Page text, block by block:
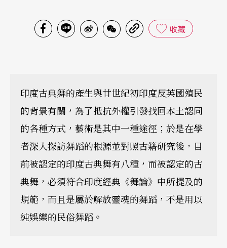
收藏
印度古典舞的產生與廿世紀初印度反英國殖民
的背景有關，為了抵抗外權引發找回本土認同
的各種方式，藝術是其中一種途徑；於是在學
者深入探訪舞蹈的根源並對照古籍研究後，目
前被認定的印度古典舞有八種，而被認定的古
典舞，必須符合印度經典《舞論》中所提及的
規範，而且是屬於解放靈魂的舞蹈，不是用以
純娛樂的民俗舞蹈。